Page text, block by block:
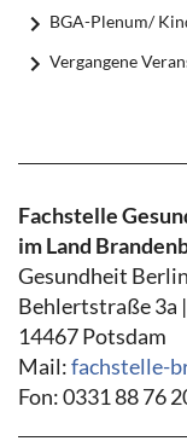
BGA-Plenum/
Vergangene
Fachstelle
im Land
Gesundheit
Behlertstraße 3a
14467 Potsdam
Mail:fachstelle-
Fon: 0331 88 76